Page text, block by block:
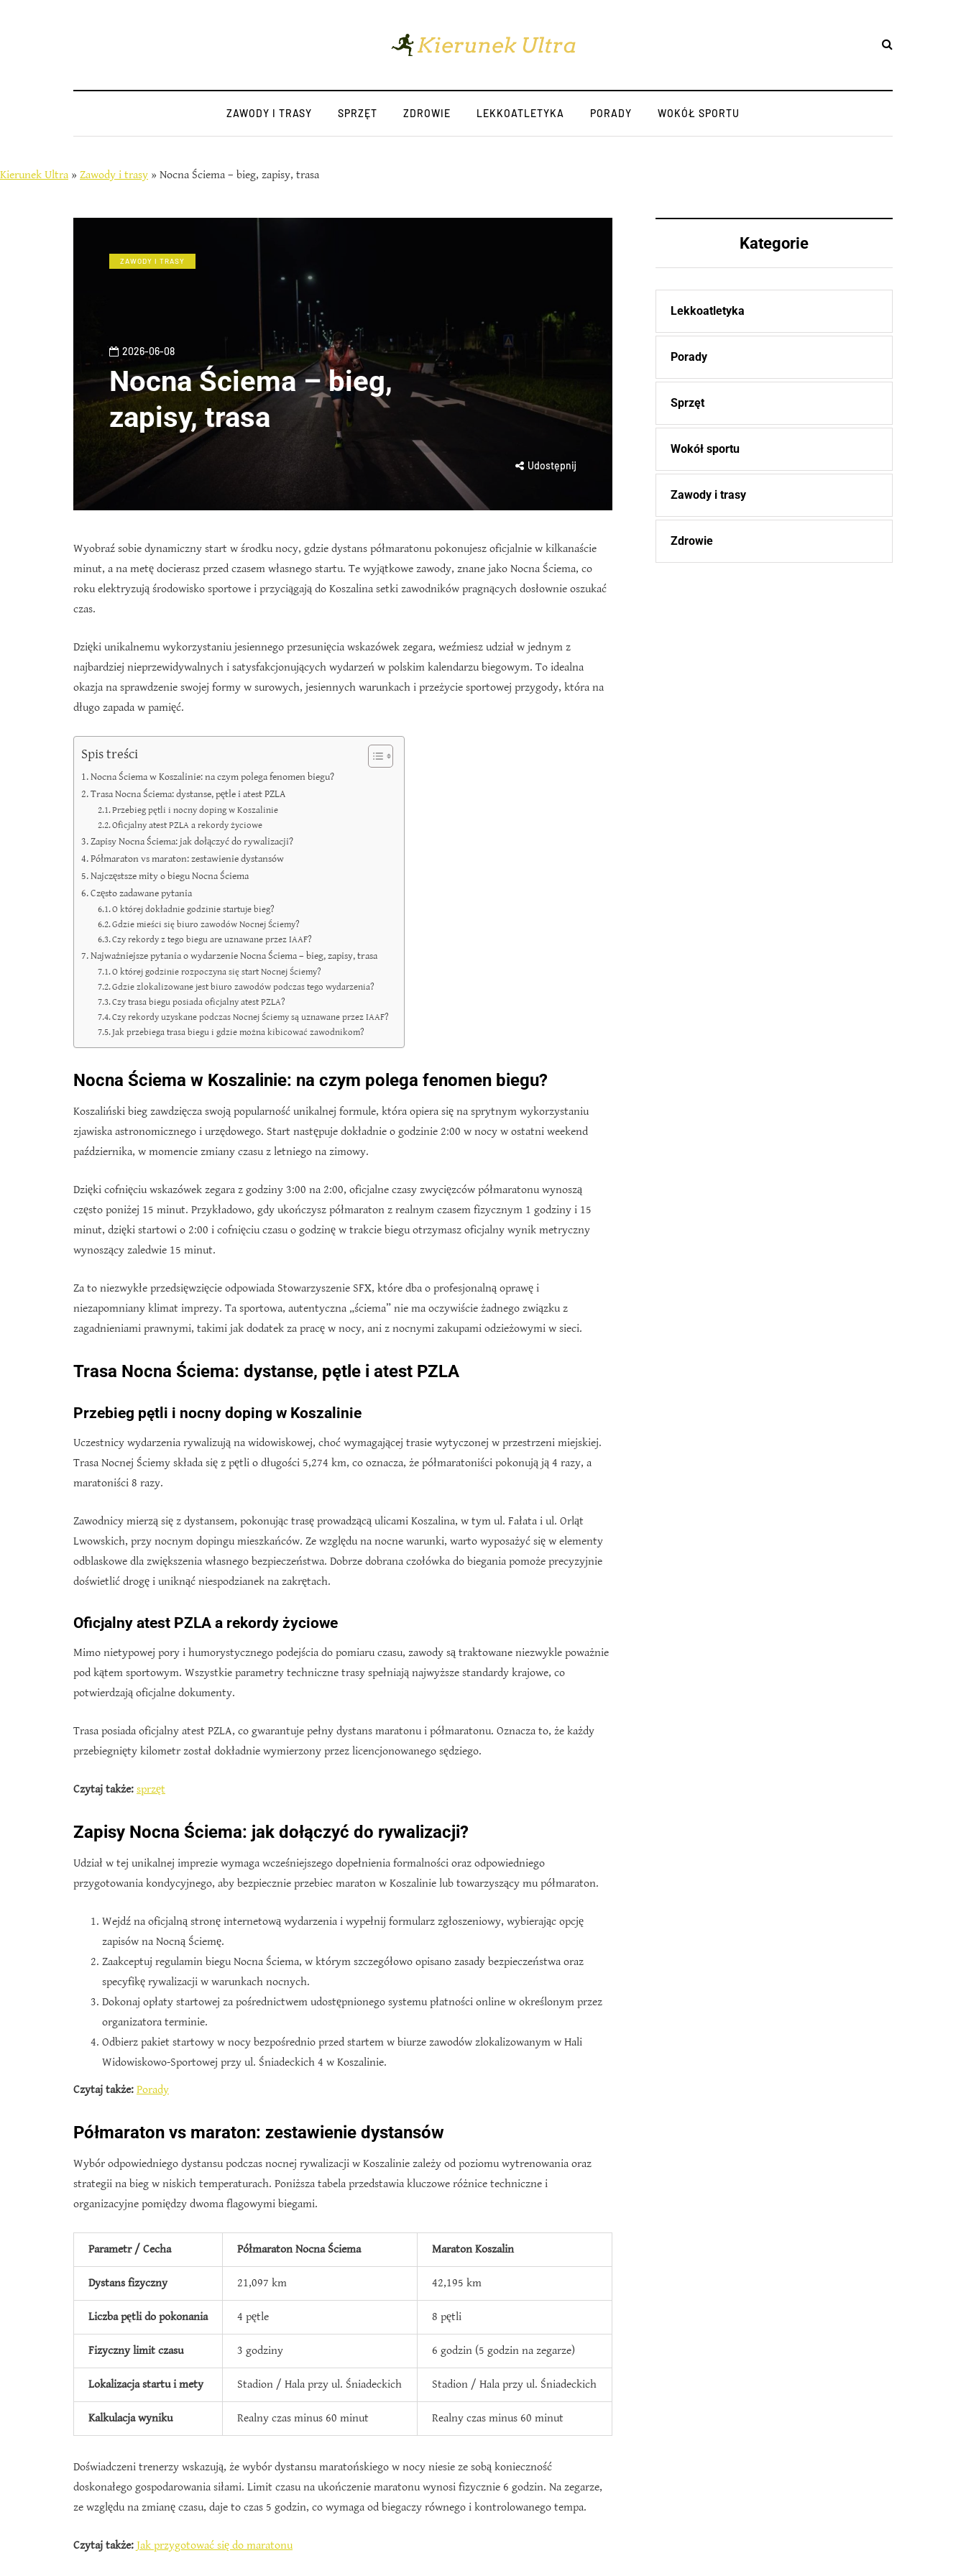
ZAWODY I TRASY SPRZĘT ZDROWIE LEKKOATLETYKA PORADY WOKÓŁ SPORTU
Kierunek Ultra » Zawody i trasy » Nocna Ściema – bieg, zapisy, trasa
ZAWODY I TRASY
2026-06-08
Nocna Ściema – bieg,
zapisy, trasa
Udostępnij
Wyobraź sobie dynamiczny start w środku nocy, gdzie dystans półmaratonu pokonujesz oficjalnie w kilkanaście
minut, a na metę docierasz przed czasem własnego startu. Te wyjątkowe zawody, znane jako Nocna Ściema, co
roku elektryzują środowisko sportowe i przyciągają do Koszalina setki zawodników pragnących dosłownie oszukać
czas.
Dzięki unikalnemu wykorzystaniu jesiennego przesunięcia wskazówek zegara, weźmiesz udział w jednym z
najbardziej nieprzewidywalnych i satysfakcjonujących wydarzeń w polskim kalendarzu biegowym. To idealna
okazja na sprawdzenie swojej formy w surowych, jesiennych warunkach i przeżycie sportowej przygody, która na
długo zapada w pamięć.
Spis treści
Nocna Ściema w Koszalinie: na czym polega fenomen biegu?
Trasa Nocna Ściema: dystanse, pętle i atest PZLA
Przebieg pętli i nocny doping w Koszalinie
Oficjalny atest PZLA a rekordy życiowe
Zapisy Nocna Ściema: jak dołączyć do rywalizacji?
Półmaraton vs maraton: zestawienie dystansów
Najczęstsze mity o biegu Nocna Ściema
Często zadawane pytania
O której dokładnie godzinie startuje bieg?
Gdzie mieści się biuro zawodów Nocnej Ściemy?
Czy rekordy z tego biegu are uznawane przez IAAF?
Najważniejsze pytania o wydarzenie Nocna Ściema – bieg, zapisy, trasa
O której godzinie rozpoczyna się start Nocnej Ściemy?
Gdzie zlokalizowane jest biuro zawodów podczas tego wydarzenia?
Czy trasa biegu posiada oficjalny atest PZLA?
Czy rekordy uzyskane podczas Nocnej Ściemy są uznawane przez IAAF?
Jak przebiega trasa biegu i gdzie można kibicować zawodnikom?
Nocna Ściema w Koszalinie: na czym polega fenomen biegu?
Koszaliński bieg zawdzięcza swoją popularność unikalnej formule, która opiera się na sprytnym wykorzystaniu
zjawiska astronomicznego i urzędowego. Start następuje dokładnie o godzinie 2:00 w nocy w ostatni weekend
października, w momencie zmiany czasu z letniego na zimowy.
Dzięki cofnięciu wskazówek zegara z godziny 3:00 na 2:00, oficjalne czasy zwycięzców półmaratonu wynoszą
często poniżej 15 minut. Przykładowo, gdy ukończysz półmaraton z realnym czasem fizycznym 1 godziny i 15
minut, dzięki startowi o 2:00 i cofnięciu czasu o godzinę w trakcie biegu otrzymasz oficjalny wynik metryczny
wynoszący zaledwie 15 minut.
Za to niezwykłe przedsięwzięcie odpowiada Stowarzyszenie SFX, które dba o profesjonalną oprawę i
niezapomniany klimat imprezy. Ta sportowa, autentyczna „ściema” nie ma oczywiście żadnego związku z
zagadnieniami prawnymi, takimi jak dodatek za pracę w nocy, ani z nocnymi zakupami odzieżowymi w sieci.
Trasa Nocna Ściema: dystanse, pętle i atest PZLA
Przebieg pętli i nocny doping w Koszalinie
Uczestnicy wydarzenia rywalizują na widowiskowej, choć wymagającej trasie wytyczonej w przestrzeni miejskiej.
Trasa Nocnej Ściemy składa się z pętli o długości 5,274 km, co oznacza, że półmaratoniści pokonują ją 4 razy, a
maratoniści 8 razy.
Zawodnicy mierzą się z dystansem, pokonując trasę prowadzącą ulicami Koszalina, w tym ul. Fałata i ul. Orląt
Lwowskich, przy nocnym dopingu mieszkańców. Ze względu na nocne warunki, warto wyposażyć się w elementy
odblaskowe dla zwiększenia własnego bezpieczeństwa. Dobrze dobrana czołówka do biegania pomoże precyzyjnie
doświetlić drogę i uniknąć niespodzianek na zakrętach.
Oficjalny atest PZLA a rekordy życiowe
Mimo nietypowej pory i humorystycznego podejścia do pomiaru czasu, zawody są traktowane niezwykle poważnie
pod kątem sportowym. Wszystkie parametry techniczne trasy spełniają najwyższe standardy krajowe, co
potwierdzają oficjalne dokumenty.
Trasa posiada oficjalny atest PZLA, co gwarantuje pełny dystans maratonu i półmaratonu. Oznacza to, że każdy
przebiegnięty kilometr został dokładnie wymierzony przez licencjonowanego sędziego.
Czytaj także: sprzęt
Zapisy Nocna Ściema: jak dołączyć do rywalizacji?
Udział w tej unikalnej imprezie wymaga wcześniejszego dopełnienia formalności oraz odpowiedniego
przygotowania kondycyjnego, aby bezpiecznie przebiec maraton w Koszalinie lub towarzyszący mu półmaraton.
Wejdź na oficjalną stronę internetową wydarzenia i wypełnij formularz zgłoszeniowy, wybierając opcję
zapisów na Nocną Ściemę.
Zaakceptuj regulamin biegu Nocna Ściema, w którym szczegółowo opisano zasady bezpieczeństwa oraz
specyfikę rywalizacji w warunkach nocnych.
Dokonaj opłaty startowej za pośrednictwem udostępnionego systemu płatności online w określonym przez
organizatora terminie.
Odbierz pakiet startowy w nocy bezpośrednio przed startem w biurze zawodów zlokalizowanym w Hali
Widowiskowo-Sportowej przy ul. Śniadeckich 4 w Koszalinie.
Czytaj także: Porady
Półmaraton vs maraton: zestawienie dystansów
Wybór odpowiedniego dystansu podczas nocnej rywalizacji w Koszalinie zależy od poziomu wytrenowania oraz
strategii na bieg w niskich temperaturach. Poniższa tabela przedstawia kluczowe różnice techniczne i
organizacyjne pomiędzy dwoma flagowymi biegami.
Parametr / Cecha Półmaraton Nocna Ściema Maraton Koszalin
Dystans fizyczny 21,097 km 42,195 km
Liczba pętli do pokonania 4 pętle 8 pętli
Fizyczny limit czasu 3 godziny 6 godzin (5 godzin na zegarze)
Lokalizacja startu i mety Stadion / Hala przy ul. Śniadeckich Stadion / Hala przy ul. Śniadeckich
Kalkulacja wyniku Realny czas minus 60 minut Realny czas minus 60 minut
Doświadczeni trenerzy wskazują, że wybór dystansu maratońskiego w nocy niesie ze sobą konieczność
doskonałego gospodarowania siłami. Limit czasu na ukończenie maratonu wynosi fizycznie 6 godzin. Na zegarze,
ze względu na zmianę czasu, daje to czas 5 godzin, co wymaga od biegaczy równego i kontrolowanego tempa.
Czytaj także: Jak przygotować się do maratonu
Kategorie
Lekkoatletyka
Porady
Sprzęt
Wokół sportu
Zawody i trasy
Zdrowie